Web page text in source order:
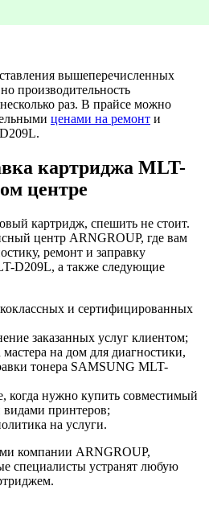
вышеперечисленных
производительность
раз. В прайсе можно
ценами на ремонт и
картриджа MLT-
центре
картридж, спешить не стоит.
центр ARNGROUP, где вам
ремонт и заправку
D209L, а также следующие
и сертифицированных
заказанных услуг клиентом;
на дом для диагностики,
тонера SAMSUNG MLT-
когда нужно купить совместимый
принтеров;
на услуги.
компании ARNGROUP,
специалисты устранят любую